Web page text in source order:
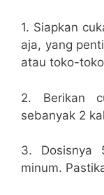
1. Siapkan
aja, yang
atau toko-
2. Berikan
sebanyak 2
3. Dosisnya
minum.